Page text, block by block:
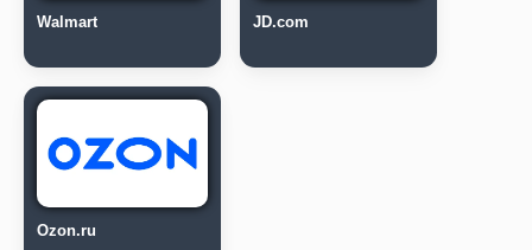
Walmart JD.com
Ozon.ru